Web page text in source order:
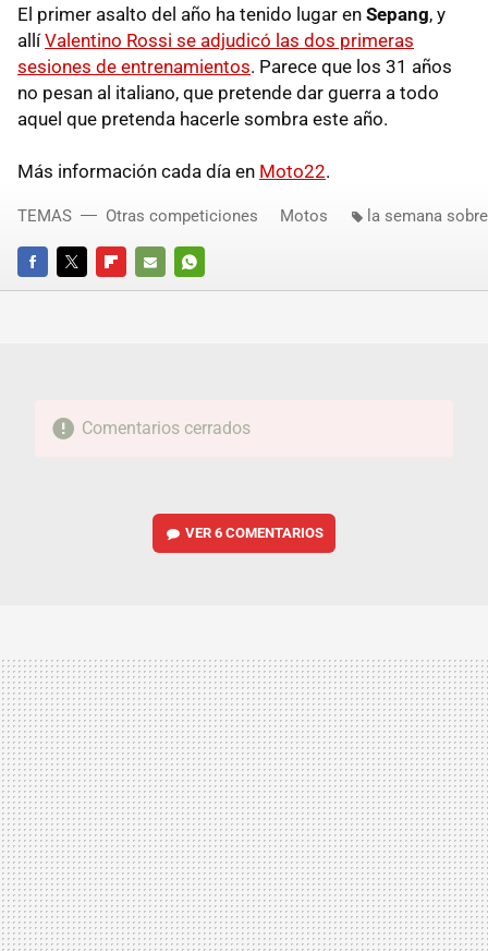
El primer asalto del año ha tenido lugar en Sepang, y
allíValentino Rossi se adjudicó las dos primeras
sesiones de entrenamientos. Parece que los 31 años
no pesan al italiano, que pretende dar guerra a todo
aquel que pretenda hacerle sombra este año.
Más información cada día en Moto22.
FACEBOOKTWITTERFLIPBOARD
E-
WHATSAPP
TEMAS Otras competiciones Motos la semana
Comentarios cerrados
VER6 COMENTARIOS